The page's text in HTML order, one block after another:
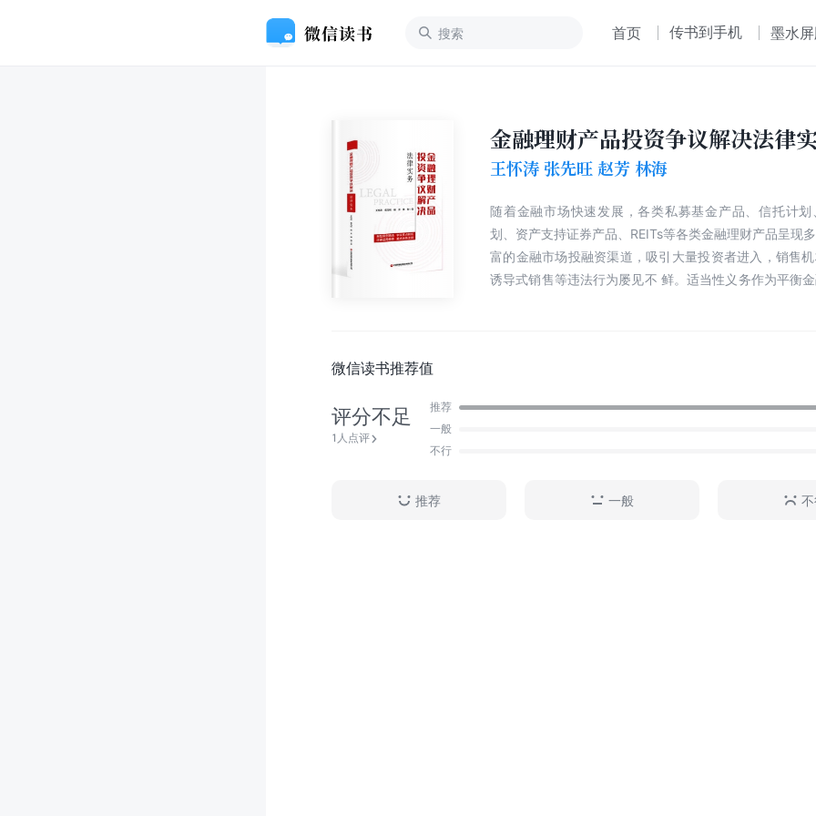
首页 传书到手机 墨水
金融理财产品投资争议解决法律
王怀涛 张先旺 赵芳 林海
随着金融市场快速发展，各类私募基金产品、信托计
划、资产支持证券产品、REITs等各类金融理财产品呈现
富的金融市场投融资渠道，吸引大量投资者进入，销售
诱导式销售等违法行为屡见不 鲜。适当性义务作为平衡
微信读书推荐值
评分不足
1人点评
推荐
一般
不行
推荐 一般